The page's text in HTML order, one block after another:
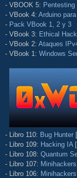
- VBOOK 5: Pentesting
- VBook 4: Arduino
- Pack VBook 1, 2 y 3
- VBook 3: Ethical
- VBook 2: Ataques
- VBook 1: Windows
- Libro 110: Bug Hunter
- Libro 109: Hacking IA
- Libro 108: Quantum
- Libro 107:
- Libro 106: